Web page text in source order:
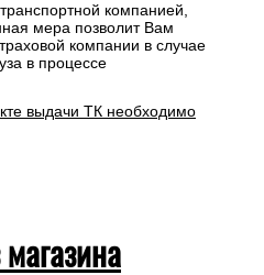
компанией,
мера позволит Вам
компании в случае
в процессе
выдачи ТК необходимо